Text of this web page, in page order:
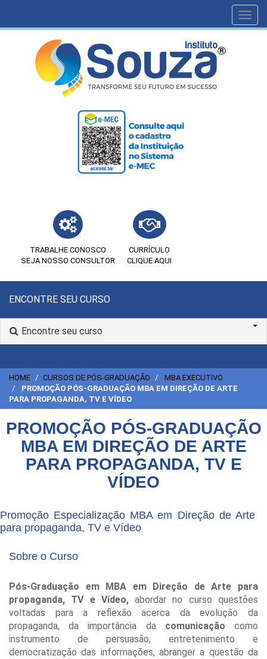
TRABALHE CONOSCO
SEJA NOSSO CONSULTOR
CURRÍCULO
CLIQUE AQUI
ENCONTRE SEU CURSO
Encontre seu curso
HOME CURSOS DE PÓS-GRADUAÇÃO
MBA EXECUTIVO
PROMOÇÃO PÓS-GRADUAÇÃO MBA EM DIREÇÃO DE ARTE
PARA PROPAGANDA, TV E VÍDEO
PROMOÇÃO PÓS-GRADUAÇÃO
MBA EM DIREÇÃO DE ARTE
PARA PROPAGANDA, TV E
VÍDEO
Promoção Especialização MBA em Direção de Arte
para propaganda, TV e Vídeo
Sobre o Curso
Pós-Graduação em MBA em Direção de Arte para
propaganda, TV e Vídeo,abordar no curso questões
voltadas para a reflexão acerca da evolução da
propaganda, da importância da comunicação como
instrumento de persuasão, entretenimento e
democratização das informações, abranger a questão da